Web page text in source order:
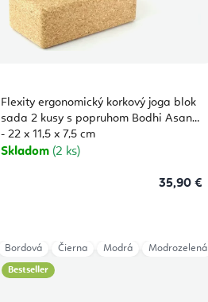
Flexity ergonomický korkový joga blok
sada 2 kusy s popruhom Bodhi Asana
- 22 x 11,5 x 7,5 cm
Skladom (2 ks)
35,90 €
Bestseller
Bordová Čierna Modrá Modrozelená